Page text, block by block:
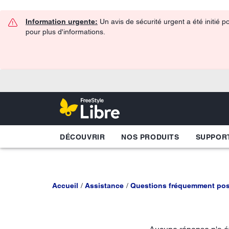
Information urgente: Un avis de sécurité urgent a été initié
pour plus d'informations.
DÉCOUVRIR NOS PRODUITS
Accueil Assistance Questions fréquemment